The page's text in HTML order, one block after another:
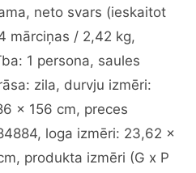
neto svars (ieskaitot
mārciņas / 2,42 kg,
1 persona, saules
zila, durvju izmēri:
x 156 cm, preces
loga izmēri: 23,62 x
produkta izmēri (G x P